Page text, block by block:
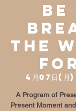
The
4月07日(月)
A Program of
Present Moment